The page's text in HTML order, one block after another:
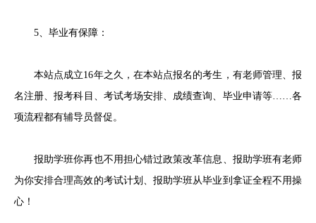
5、毕业有保障：
本站点成立16年之久，在本站点报名的考生，有老师管理、报
名注册、报考科目、考试考场安排、成绩查询、毕业申请等……各
项流程都有辅导员督促。
报助学班你再也不用担心错过政策改革信息、报助学班有老师
为你安排合理高效的考试计划、报助学班从毕业到拿证全程不用操
心！